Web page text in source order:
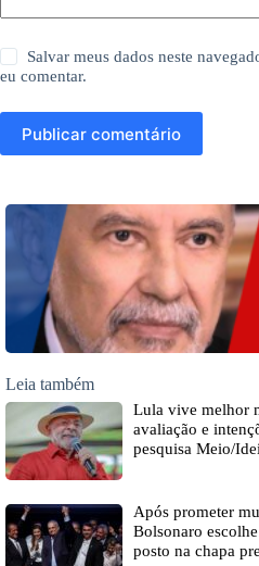
Salvar meus dados neste
eu comentar.
Publicar comentário
Leia também
Lula vive melhor
avaliação e
pesquisa Meio/
Após prometer
Bolsonaro
posto na chapa